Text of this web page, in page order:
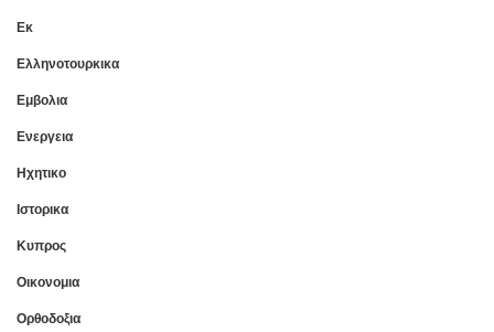
Εκ
Ελληνοτουρκικα
Εμβολια
Ενεργεια
Ηχητικο
Ιστορικα
Κυπρος
Οικονομια
Ορθοδοξια